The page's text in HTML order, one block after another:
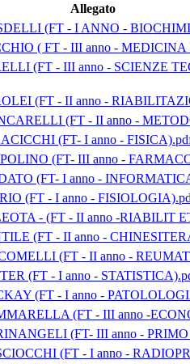
Allegato
(FT - I ANNO -
( FT - III anno -
(FT - III anno - SCIENZE
(FT - II anno -
(FT - II anno -
(FT- I anno -
(FT- III anno -
(FT- I anno -
(FT - I anno -
- (FT - II anno -RIABILIT
(FT - II anno -
(FT - II anno -
(FT - I anno -
(FT - I anno -
(FT - III anno -
(FT- III anno - PRIMO
(FT - I anno -